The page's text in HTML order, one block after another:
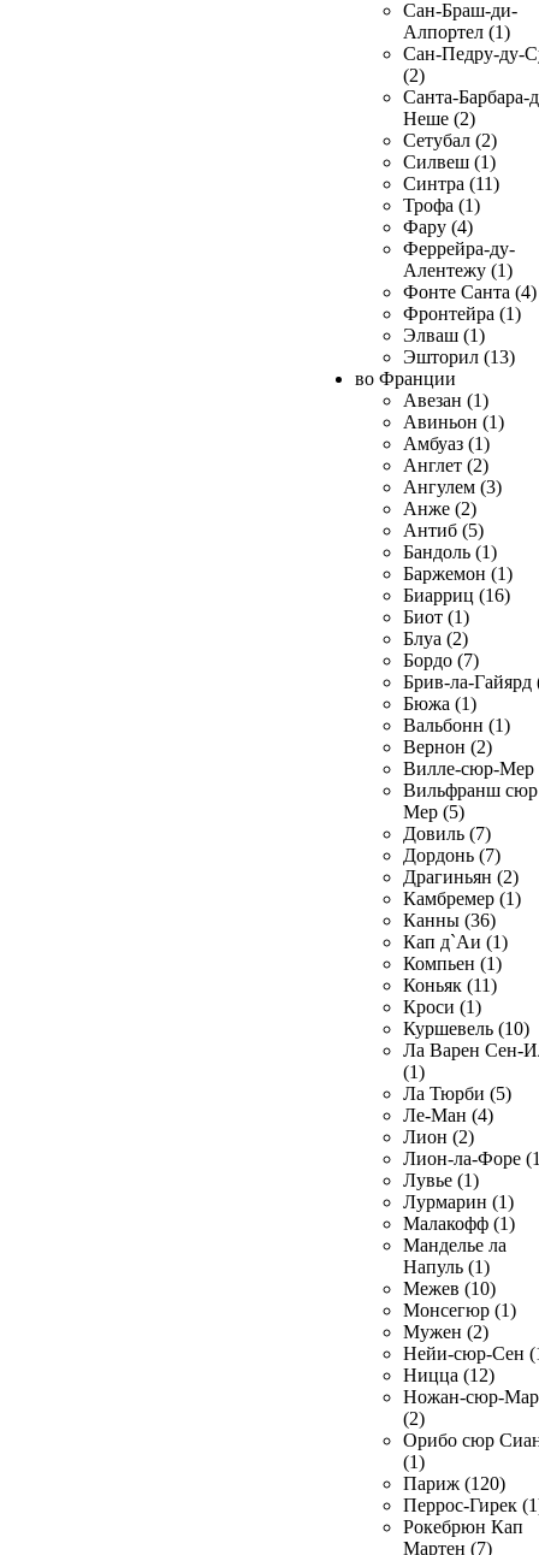
Сан-Браш-ди-
Алпортел (1)
Сан-Педру-ду-
(2)
Санта-Барбара-
Неше (2)
Сетубал (2)
Силвеш (1)
Синтра (11)
Трофа (1)
Фару (4)
Феррейра-ду-
Алентежу (1)
Фонте Санта (4)
Фронтейра (1)
Элваш (1)
Эшторил (13)
во Франции
Авезан (1)
Авиньон (1)
Амбуаз (1)
Англет (2)
Ангулем (3)
Анже (2)
Антиб (5)
Бандоль (1)
Баржемон (1)
Биарриц (16)
Биот (1)
Блуа (2)
Бордо (7)
Брив-ла-Гайярд
Бюжа (1)
Вальбонн (1)
Вернон (2)
Вилле-сюр-Мер
Вильфранш сюр
Мер (5)
Довиль (7)
Дордонь (7)
Драгиньян (2)
Камбремер (1)
Канны (36)
Кап д`Аи (1)
Компьен (1)
Коньяк (11)
Кроси (1)
Куршевель (10)
Ла Варен Сен-
(1)
Ла Тюрби (5)
Ле-Ман (4)
Лион (2)
Лион-ла-Форе
Лувье (1)
Лурмарин (1)
Малакофф (1)
Манделье ла
Напуль (1)
Межев (10)
Монсегюр (1)
Мужен (2)
Нейи-сюр-Сен
Ницца (12)
Ножан-сюр-
(2)
Орибо сюр
(1)
Париж (120)
Перрос-Гирек
Рокебрюн Кап
Мартен (7)